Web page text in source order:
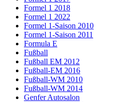
Formel 1 2018
Formel 1 2022
Formel 1-Saison 2010
Formel 1-Saison 2011
Formula E
Fußball
Fußball EM 2012
Fußball-EM 2016
Fußball-WM 2010
Fußball-WM 2014
Genfer Autosalon